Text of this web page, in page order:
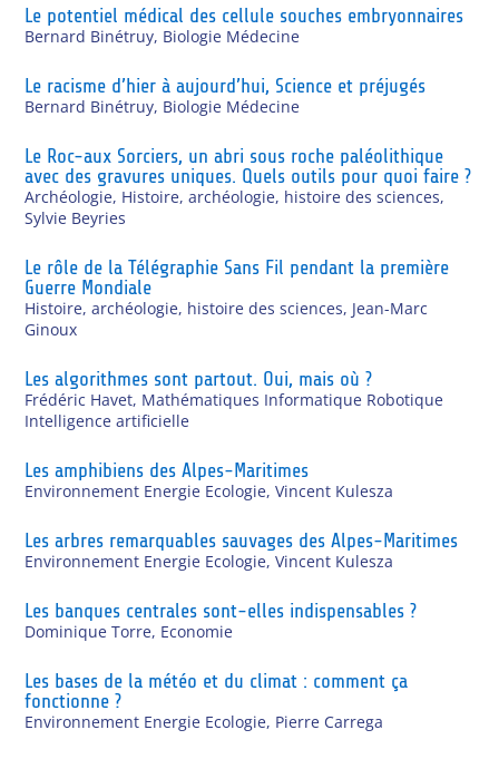
Le potentiel médical des cellule souches embryonnaires
Bernard Binétruy, Biologie Médecine
Le racisme d’hier à aujourd’hui, Science et préjugés
Bernard Binétruy, Biologie Médecine
Le Roc-aux Sorciers, un abri sous roche paléolithique
avec des gravures uniques. Quels outils pour quoi faire ?
Archéologie, Histoire, archéologie, histoire des sciences,
Sylvie Beyries
Le rôle de la Télégraphie Sans Fil pendant la première
Guerre Mondiale
Histoire, archéologie, histoire des sciences, Jean-Marc
Ginoux
Les algorithmes sont partout. Oui, mais où ?
Frédéric Havet, Mathématiques Informatique Robotique
Intelligence artificielle
Les amphibiens des Alpes-Maritimes
Environnement Energie Ecologie,Vincent Kulesza
Les arbres remarquables sauvages des Alpes-Maritimes
Environnement Energie Ecologie,Vincent Kulesza
Les banques centrales sont-elles indispensables ?
Dominique Torre, Economie
Les bases de la météo et du climat : comment ça
fonctionne ?
Environnement Energie Ecologie, Pierre Carrega